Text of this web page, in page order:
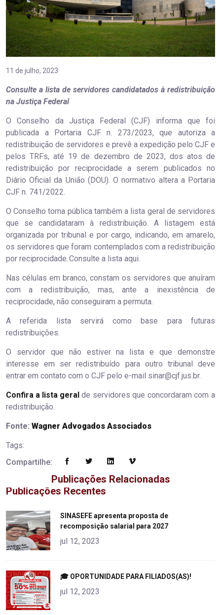
11 de julho, 2023
Consulte a lista de servidores candidatados à redistribuição
na Justiça Federal
O Conselho da Justiça Federal (CJF) informa que foi
publicada a Portaria CJF n. 273/2023, que autoriza a
redistribuição de servidores e prevê a expedição pelo CJF e
pelos TRFs, até 19 de dezembro de 2023, dos atos de
redistribuição por reciprocidade a serem publicados no
Diário Oficial da União (DOU). O normativo altera a Portaria
CJF n. 741/2022.
O Conselho torna pública também a lista geral de servidores
que se candidataram à redistribuição. A listagem está
organizada por tribunal e por cargo, indicando, em amarelo,
os servidores que foram contemplados com a redistribuição
por reciprocidade. Consulte a lista aqui.
Nas células em branco, constam os servidores que anuíram
com a redistribuição, mas, ante a inexistência de
reciprocidade, não conseguiram a permuta.
A referida lista servirá como base para futuras
redistribuições.
O servidor que não estiver na lista e que demonstre
interesse em ser redistribuído para outro tribunal deve
entrar em contato com o CJF pelo e-mail sinar@cjf.jus.br.
Confira a lista geral de servidores que concordaram com a
redistribuição.
Fonte: Wagner Advogados Associados
Tags:
Compartilhe:
Publicações Relacionadas
Publicações Recentes
alt="product">
SINASEFE apresenta proposta de
recomposição salarial para 2027
jul 12, 2023
alt="product">
🎓 OPORTUNIDADE PARA FILIADOS(AS)!
jul 12, 2023